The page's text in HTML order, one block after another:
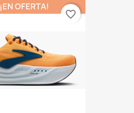
¡EN OFERTA!
favorite_border